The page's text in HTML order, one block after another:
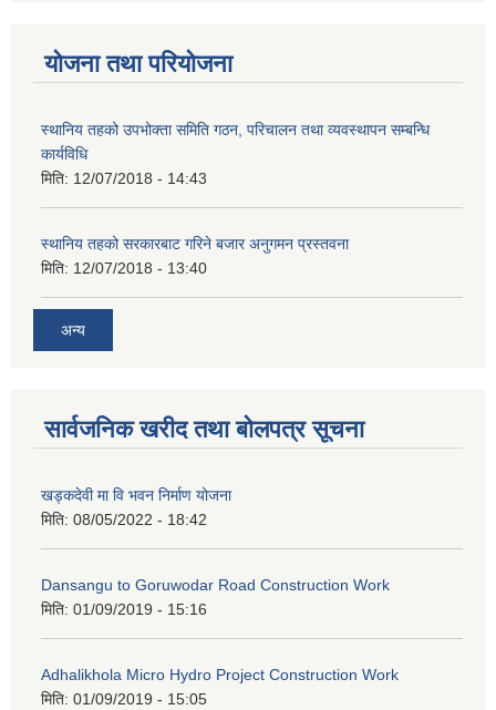
योजना तथा परियोजना
स्थानिय तहको उपभोक्ता समिति गठन, परिचालन तथा व्यवस्थापन सम्बन्धि
कार्यविधि
मिति: 12/07/2018 - 14:43
स्थानिय तहको सरकारबाट गरिने बजार अनुगमन प्रस्तवना
मिति: 12/07/2018 - 13:40
अन्य
सार्वजनिक खरीद तथा बोलपत्र सूचना
खड्कदेवी मा वि भवन निर्माण योजना
मिति: 08/05/2022 - 18:42
Dansangu to Goruwodar Road Construction Work
मिति: 01/09/2019 - 15:16
Adhalikhola Micro Hydro Project Construction Work
मिति: 01/09/2019 - 15:05